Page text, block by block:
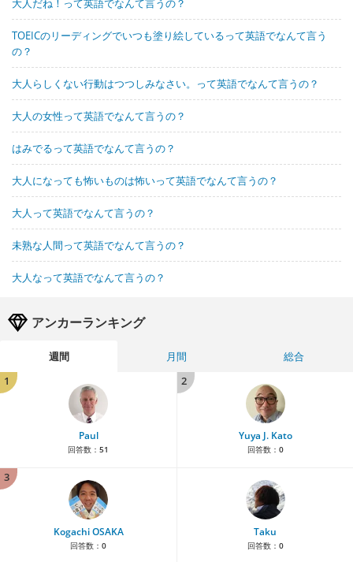
大人だね！って英語でなんて言うの？
TOEICのリーディングでいつも塗り絵しているって英語でなんて言う
の？
大人らしくない行動はつつしみなさい。って英語でなんて言うの？
大人の女性って英語でなんて言うの？
はみでるって英語でなんて言うの？
大人になっても怖いものは怖いって英語でなんて言うの？
大人って英語でなんて言うの？
未熟な人間って英語でなんて言うの？
大人なって英語でなんて言うの？
アンカーランキング
週間 月間
総合
1
Paul
回答数： 51
2
Yuya J. Kato
回答数： 0
3
Kogachi OSAKA
回答数： 0
Taku
回答数： 0